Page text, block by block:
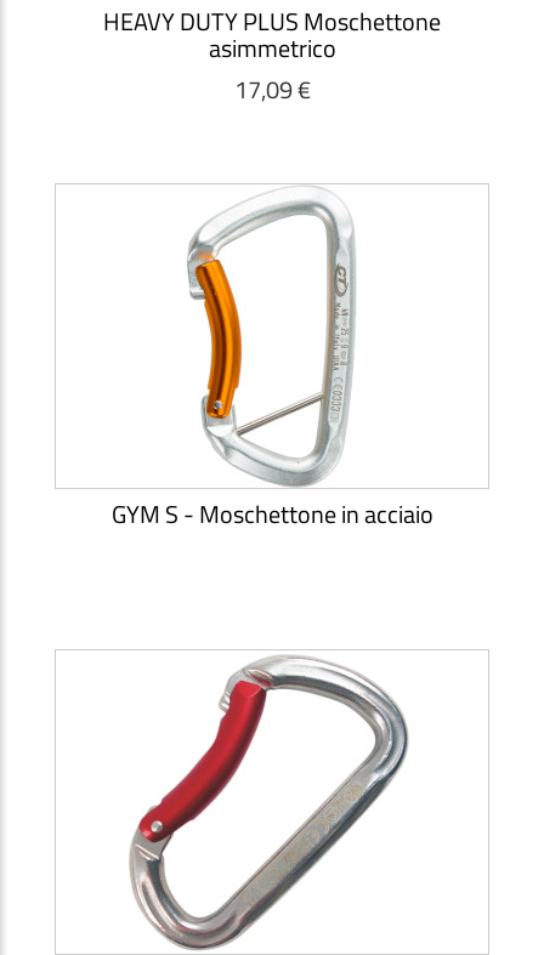
HEAVY DUTY PLUS Moschettone
asimmetrico
17,09 €
GYM S - Moschettone in acciaio